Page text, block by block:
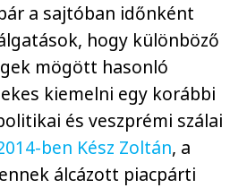
a sajtóban időnként
hogy különböző
mögött hasonló
kiemelni egy korábbi
és veszprémi szálai
ben Kész Zoltán, a
álcázott piacpárti